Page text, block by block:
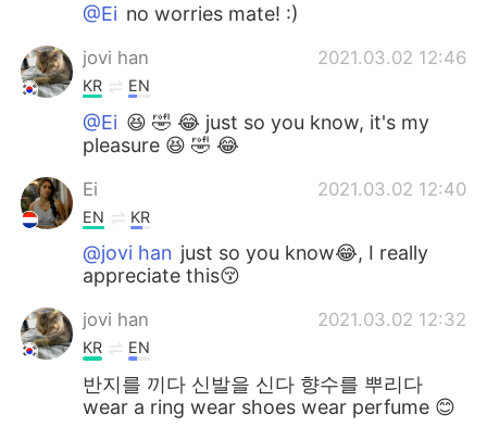
@Ei no worries mate! :)
jovi han 2021.03.02 12:46
KR EN
@Ei 😆 🤣 😂 just so you know, it's my
pleasure 😆 🤣 😂
Ei 2021.03.02 12:40
EN KR
@jovi han just so you know😂, I really
appreciate this😚
jovi han 2021.03.02 12:32
KR EN
반지를 끼다 신발을 신다 향수를 뿌리다
wear a ring wear shoes wear perfume 😊